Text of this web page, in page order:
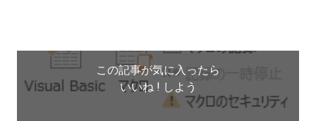
この記事が気に入ったら
いいね ! しよう